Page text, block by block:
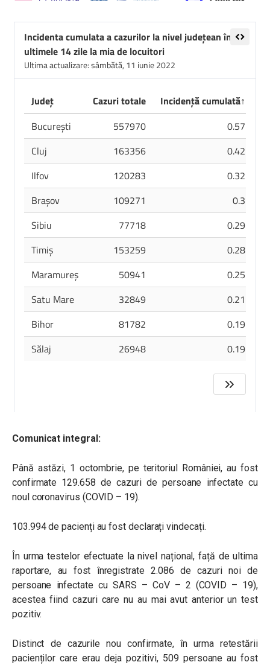
Comunicat integral:
Până astăzi, 1 octombrie, pe teritoriul României, au fost
confirmate 129.658 de cazuri de persoane infectate cu
noul coronavirus (COVID – 19).
103.994 de pacienți au fost declarați vindecați.
În urma testelor efectuate la nivel național, față de ultima
raportare, au fost înregistrate 2.086 de cazuri noi de
persoane infectate cu SARS – CoV – 2 (COVID – 19),
acestea fiind cazuri care nu au mai avut anterior un test
pozitiv.
Distinct de cazurile nou confirmate, în urma retestării
pacienților care erau deja pozitivi, 509 persoane au fost